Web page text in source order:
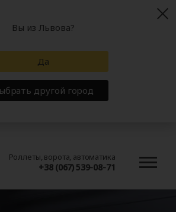
Роллеты, ворота, автоматика
+38 (067) 539-08-71
Вы из Львова?
Да
другой город